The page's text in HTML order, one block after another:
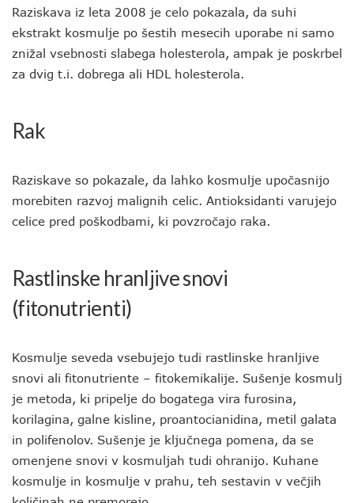
Raziskava iz leta 2008 je celo pokazala, da suhi
ekstrakt kosmulje po šestih mesecih uporabe ni samo
znižal vsebnosti slabega holesterola, ampak je poskrbel
za dvig t.i. dobrega ali HDL holesterola.
Rak
Raziskave so pokazale, da lahko kosmulje upočasnijo
morebiten razvoj malignih celic. Antioksidanti varujejo
celice pred poškodbami, ki povzročajo raka.
Rastlinske hranljive snovi
(fitonutrienti)
Kosmulje seveda vsebujejo tudi rastlinske hranljive
snovi ali fitonutriente – fitokemikalije. Sušenje kosmulj
je metoda, ki pripelje do bogatega vira furosina,
korilagina, galne kisline, proantocianidina, metil galata
in polifenolov. Sušenje je ključnega pomena, da se
omenjene snovi v kosmuljah tudi ohranijo. Kuhane
kosmulje in kosmulje v prahu, teh sestavin v večjih